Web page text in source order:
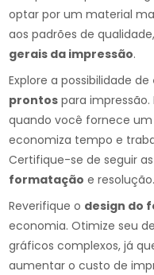
optar por um material
aos padrões de
gerais da impressão.
Explore a possibilidade de
prontos para
quando você fornece
economiza tempo e
Certifique-se de seguir
formatação e resolução.
Reverifique o design do
economia. Otimize seu
gráficos complexos, já
aumentar o custo de